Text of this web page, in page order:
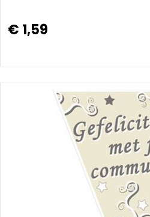
€ 1,59